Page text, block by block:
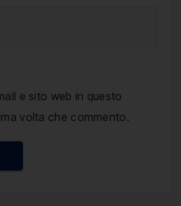
e sito web in questo
volta che commento.